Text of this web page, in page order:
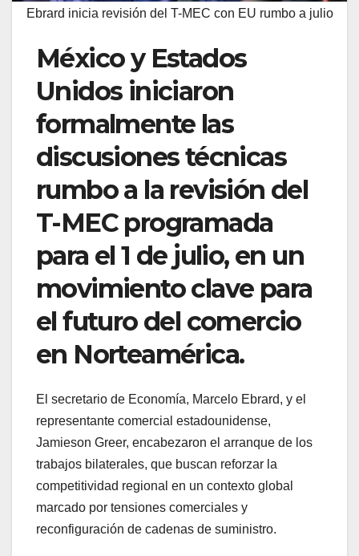
Ebrard inicia revisión del T-MEC con EU rumbo a julio
México y Estados
Unidos iniciaron
formalmente las
discusiones técnicas
rumbo a la revisión del
T-MEC programada
para el 1 de julio, en un
movimiento clave para
el futuro del comercio
en Norteamérica.
El secretario de Economía, Marcelo Ebrard, y el
representante comercial estadounidense,
Jamieson Greer, encabezaron el arranque de los
trabajos bilaterales, que buscan reforzar la
competitividad regional en un contexto global
marcado por tensiones comerciales y
reconfiguración de cadenas de suministro.